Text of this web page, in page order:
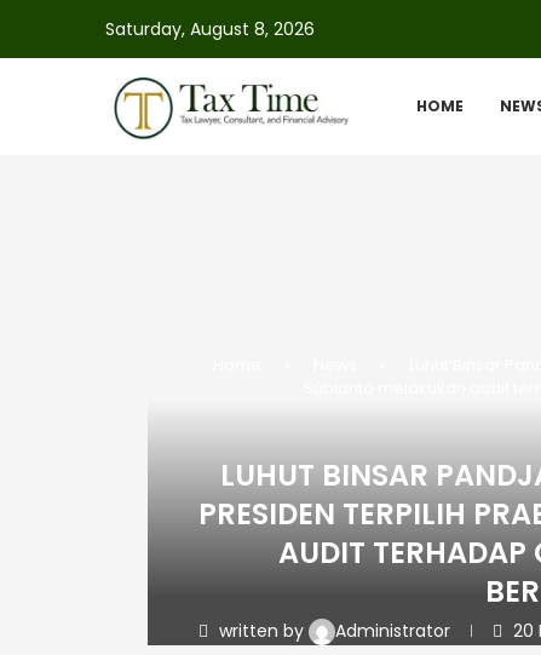
Saturday, August 8, 2026
HOME
LUHUT BINSAR
PRESIDEN TERPILIH
AUDIT TERHADAP
written by Administrator 20